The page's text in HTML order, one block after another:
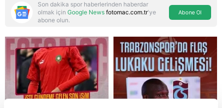
Reddet
Son dakika spor haberlerinden haberdar
olmak için Google News fotomac.com.tr'ye
abone olun.
Abone Ol